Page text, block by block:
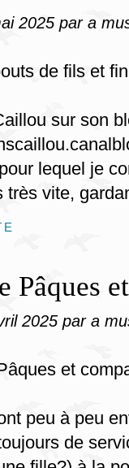
2025 par a
sur son
lequel je
très vite,
Pâques
2025 par a
peu à peu
de